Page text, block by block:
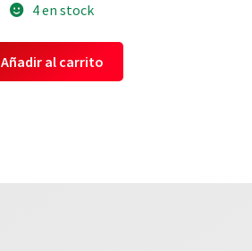
4 en stock
Añadir al carrito